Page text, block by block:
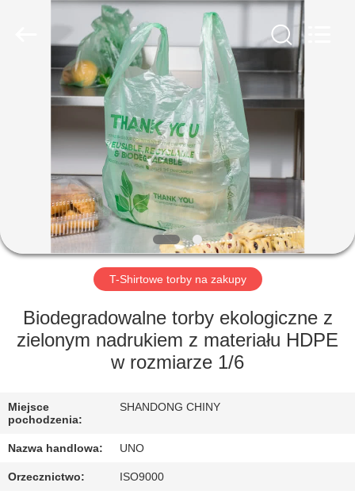
DOM
PRODUKTY
WYCIECZKA
FABRYCE
KONTROLA
SKONTAKTUJ
T-Shirtowe torby na zakupy
Biodegradowalne torby ekologiczne z
zielonym nadrukiem z materiału HDPE
w rozmiarze 1/6
Miejsce
pochodzenia:
SHANDONG CHINY
Nazwa handlowa: UNO
Orzecznictwo: ISO9000